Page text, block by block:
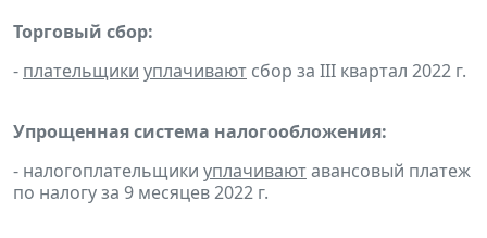
Торговый сбор:
- плательщики уплачивают сбор за III квартал 2022 г.
Упрощенная система налогообложения:
- налогоплательщики уплачиваютавансовый платеж
по налогу за 9 месяцев 2022 г.